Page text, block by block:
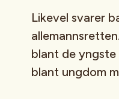
Likevel svarer
blant de
blant ungdom